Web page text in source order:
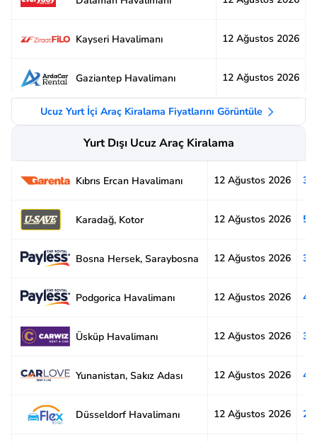
Kayseri Havalimanı 12 Ağustos 2026
Gaziantep Havalimanı 12 Ağustos 2026
Ucuz Yurt İçi Araç Kiralama Fiyatlarını Görüntüle
Yurt Dışı Ucuz Araç Kiralama
Kıbrıs Ercan Havalimanı 12 Ağustos 2026
Karadağ, Kotor 12 Ağustos 2026
Bosna Hersek, Saraybosna 12 Ağustos 2026
Podgorica Havalimanı 12 Ağustos 2026
Üsküp Havalimanı 12 Ağustos 2026
Yunanistan, Sakız Adası 12 Ağustos 2026
Düsseldorf Havalimanı 12 Ağustos 2026